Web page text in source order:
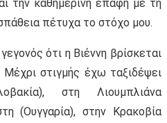
την καθημερινή επαφή με τη
πέτυχα το στόχο μου.
ότι η Βιέννη βρίσκεται
στιγμής έχω ταξιδέψει
στη Λιουμπλιάνα
(Ουγγαρία), στην Κρακοβία